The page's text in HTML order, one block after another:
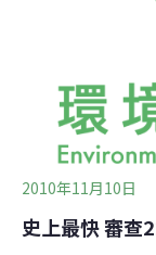
大學及淡江大學
月底辦說明會，
2010年11月10日
史上最快 審查